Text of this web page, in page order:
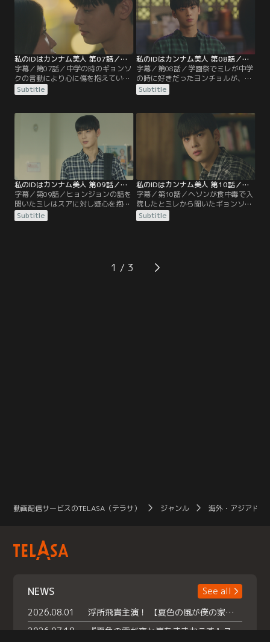
たミレは、そこでウヨンからヘソン
を紹介される。
にミレは母親に会いたくないのかと
尋ね…。
私のIDはカンナム美人 第07話／字幕
字幕／第07話／中学の時のギョンソ
クの言動により心に傷を抱えていた
ミレだったが、ギョンソクと話して
いるうちにそれが誤解だったことに
て今まで感じたことのないときめき
を感じ始める。そんな中、ミレは売
り子として学園祭の手伝いをするこ
Subtitle
私のIDはカンナム美人 第08話／字幕
字幕／第08話／学園祭でミレが中学
の時に好きだったヨンチョルが、ス
アに会いにやってくる。ヨンチョル
と顔を合わせたくないミレは席を外
れ、ヨンチョルはミレの整形前の話
を持ち出す。親友のヒョンジョンか
ら、スアにハメられたのではと言わ
れたミレだったが…。
Subtitle
私のIDはカンナム美人 第09話／字幕
字幕／第09話／ヒョンジョンの話を
聞いたミレはスアに対し疑心を抱く
ようになり、スアにヨンチョルと知
り合った経緯を聞くがはぐらかされ
してしまうが、ギョンソクはミレ
Subtitle
私のIDはカンナム美人 第10話／字幕
字幕／第10話／ヘソンが食中毒で入
院したとミレから聞いたギョンソク
は病院へと向かうが、そこで今まで
ヘソンの浮気相手だと思っていた男
の本当の原因を知ったギョンソクは
家を出てしまう。
Subtitle
1
動画配信サービスのTELASA（テラサ） ジャンル 海外・アジアドラ
NEWS
See all
2026.08.01
浮所飛貴主演！ 【夏色の風が僕の家にやってきた】 本日よりテラサで独占配信スタート！
2026.07.18
『夏色の雲が恋と嵐をまきおこす』スペシャルメイキング 【Part1】2026年７月18日（土）23時30分～配信スタート！話題のシーンの裏側を大公開！豪華キャスト大集合！ 『武宮家 真夏の家族会議』開催！